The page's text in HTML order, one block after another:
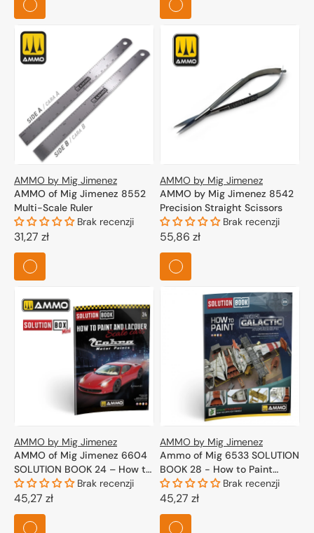
AMMO by Mig Jimenez
AMMO of Mig Jimenez 8552
Multi-Scale Ruler
Brak recenzji
Cena
regularna
31,27 zł
AMMO by Mig Jimenez
AMMO by Mig Jimenez 8542
Precision Straight Scissors
Brak recenzji
Cena
regularna
55,86 zł
AMMO by Mig Jimenez
AMMO of Mig Jimenez 6604
SOLUTION BOOK 24 – How to
Paint and Lacquer scale cars
(Multilingual Book)
Brak recenzji
Cena
regularna
45,27 zł
AMMO by Mig Jimenez
Ammo of Mig 6533 SOLUTION
BOOK 28 - How to Paint
Rebel Galactic Starships
(Multilingual Book)
Brak recenzji
Cena
regularna
45,27 zł